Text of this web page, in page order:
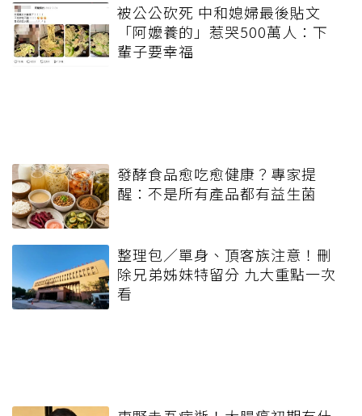
被公公砍死 中和媳婦最後貼文
「阿嬤養的」惹哭500萬人：下
輩子要幸福
發酵食品愈吃愈健康？專家提
醒：不是所有產品都有益生菌
整理包／單身、頂客族注意！刪
除兄弟姊妹特留分 九大重點一次
看